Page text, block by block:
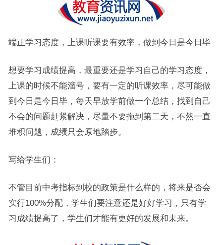
端正学习态度，上课听课要有效率，做到今日是今日毕
想要学习成绩提高，最重要还是学习自己的学习态度，
上课的时候不能溜号，要有一定的听课效率，尽可能做
到今日是今日毕，每天早放学前做一个总结，找到自己
不会的问题赶紧解决，尽量不要拖到第二天，不然一直
堆积问题，成绩只会原地踏步。
写给学生们：
不管目前中考指标到校的政策是什么样的，将来是否会
实行100%分配，学生们要注意还是好好学习，只有学
习成绩提高了，学生们才能有更好的发展和未来。